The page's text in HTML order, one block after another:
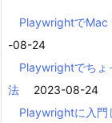
PlaywrightでMac
-08-24
Playwrightでちょ
法
2023-08-24
Playwrightに入門